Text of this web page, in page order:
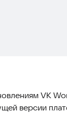
VK
версии